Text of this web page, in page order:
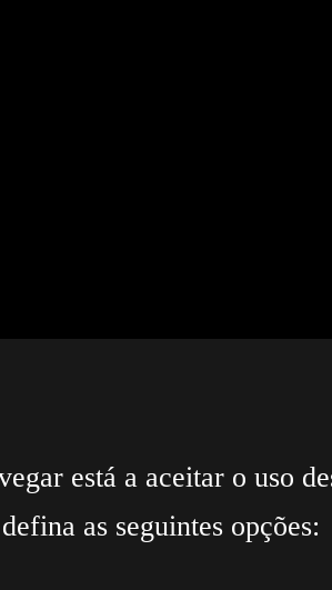
está a aceitar o uso
as seguintes opções: